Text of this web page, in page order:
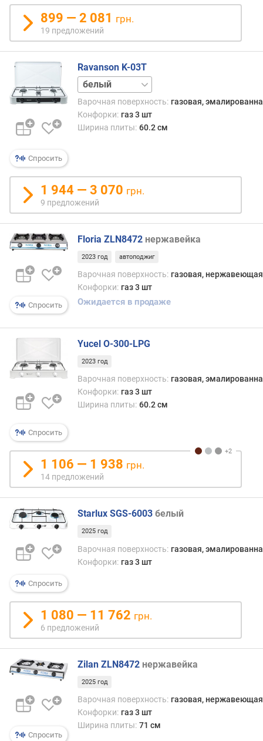
о
т
д
о
р
и
х
к
д
ш
е
в
ы
м
п
о
о
т
з
в
а
м
о
д
т
е
о
б
а
в
л
е
н
и
п
к
о
и
с
т
у
п
е
899 — 2 081 грн.
19 предложений
Спросить
Ravanson K-03T
коричневый
черный
Варочная поверхность: газовая,
Конфорки: газ 3 шт
Ширина плиты: 60.2 см
1 944 — 3 070 грн.
9 предложений
Спросить
Floria ZLN8472 нержавейка
2023 год автоподжиг
Варочная поверхность: газовая, нержавеющая
Конфорки: газ 3 шт
Ожидается в продаже
Спросить
Yucel O-300-LPG
2023 год
Варочная поверхность: газовая,
Конфорки: газ 3 шт
Ширина плиты: 60.2 см
1 106 — 1 938 грн.
14 предложений
Спросить
Starlux SGS-6003 белый
2025 год
Варочная поверхность: газовая,
Конфорки: газ 3 шт
1 080 — 11 762 грн.
6 предложений
Спросить
Zilan ZLN8472 нержавейка
2025 год
Варочная поверхность: газовая, нержавеющая
Конфорки: газ 3 шт
Ширина плиты: 71 см